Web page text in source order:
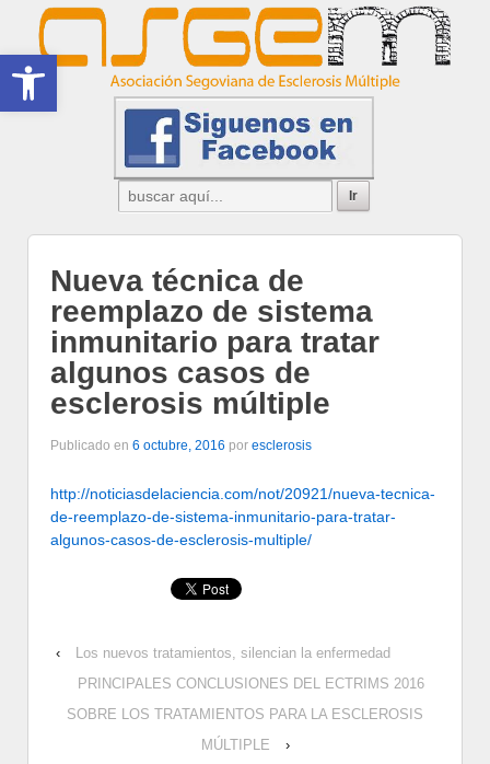
Abrir barra de herramientas
Nueva técnica de
reemplazo de sistema
inmunitario para tratar
algunos casos de
esclerosis múltiple
Publicado en 6 octubre, 2016 por esclerosis
http://noticiasdelaciencia.com/not/20921/nueva-tecnica-
de-reemplazo-de-sistema-inmunitario-para-tratar-
algunos-casos-de-esclerosis-multiple/
‹
Los nuevos tratamientos, silencian la enfermedad
PRINCIPALES CONCLUSIONES DEL ECTRIMS 2016
SOBRE LOS TRATAMIENTOS PARA LA ESCLEROSIS
MÚLTIPLE
›